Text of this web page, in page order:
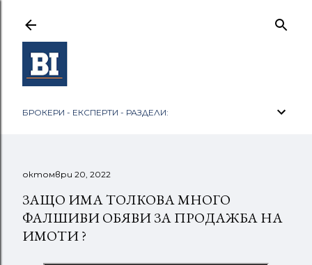
БРОКЕРИ - ЕКСПЕРТИ - РАЗДЕЛИ:
октомври 20, 2022
ЗАЩО ИМА ТОЛКОВА МНОГО
ФАЛШИВИ ОБЯВИ ЗА ПРОДАЖБА НА
ИМОТИ ?